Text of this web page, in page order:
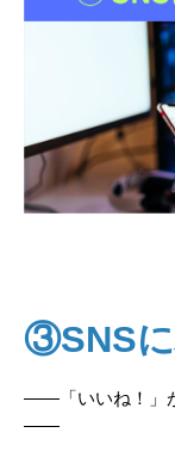
③SNS
――「いいね！」
――